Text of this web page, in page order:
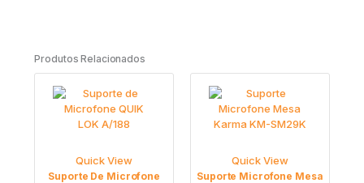
Produtos Relacionados
Quick View
Suporte De Microfone
Quick View
Suporte Microfone Mesa